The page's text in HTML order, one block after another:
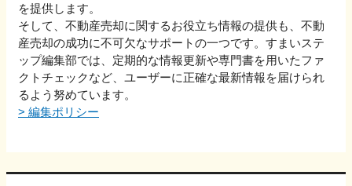
を提供します。
そして、不動産売却に関するお役立ち情報の提供も、不動
産売却の成功に不可欠なサポートの一つです。すまいステ
ップ編集部では、定期的な情報更新や専門書を用いたファ
クトチェックなど、ユーザーに正確な最新情報を届けられ
るよう努めています。
> 編集ポリシー